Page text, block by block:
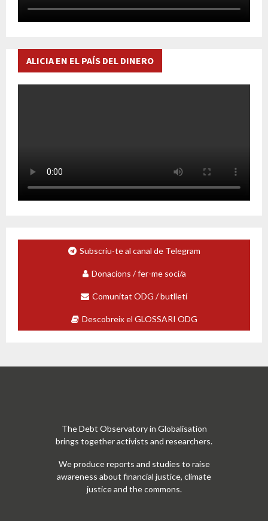
ALICIA EN EL PAÍS DEL DINERO
Subscriu-te al canal de Telegram
Donacions / fer-me soci/a
Comunitat ODG / butlletí
Descobreix el GLOSSARI ODG
The Debt Observatory in Globalisation
brings together activists and researchers.
We produce reports and studies to raise
awareness about financial justice, climate
justice and the commons.